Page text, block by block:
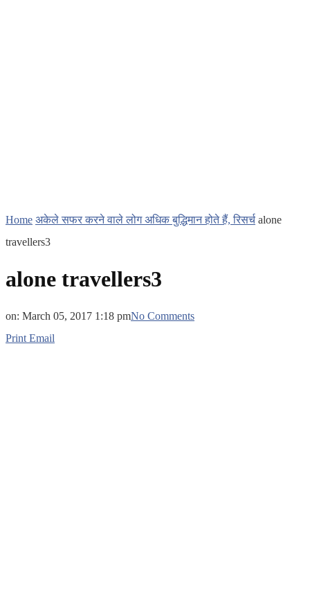
Home अकेले सफर करने वाले लोग अधिक बुद्धिमान होते हैं, रिसर्च alone
travellers3
alone travellers3
on: March 05, 2017 1:18 pmNo Comments
Print Email